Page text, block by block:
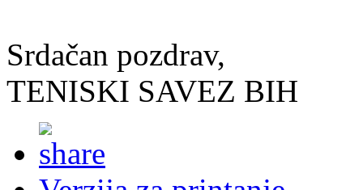
Srdačan pozdrav,
TENISKI SAVEZ BIH